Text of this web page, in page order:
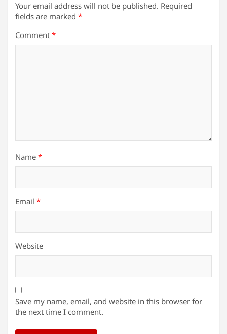
Your email address will not be published. Required
fields are marked *
Comment *
Name *
Email *
Website
Save my name, email, and website in this browser for
the next time I comment.